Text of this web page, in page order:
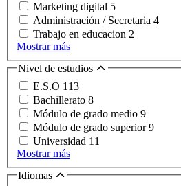
Marketing digital 5
Administración / Secretaria 4
Trabajo en educacion 2
Mostrar más
Nivel de estudios
E.S.O 113
Bachillerato 8
Módulo de grado medio 9
Módulo de grado superior9
Universidad 11
Mostrar más
Idiomas